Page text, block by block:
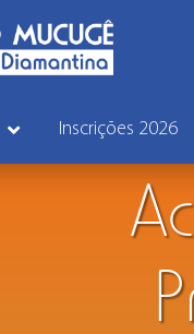
Inscrições 2026